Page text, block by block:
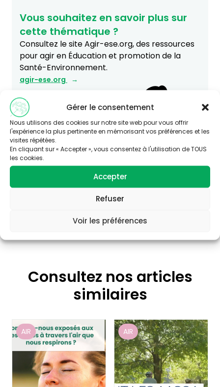
Gérer le consentement
Nous utilisons des cookies sur notre site web pour vous offrir
l'expérience la plus pertinente en mémorisant vos préférences et les
visites répétées.
En cliquant sur « Accepter », vous consentez à l'utilisation de TOUS
les cookies.
Accepter
Refuser
Voir les préférences
Vous souhaitez en savoir plus sur
cette thématique ?
Consultez le site Agir-ese.org, des ressources
pour agir en Éducation et promotion de la
Santé-Environnement.
agir-ese.org
Consultez nos articles
similaires
AIR AIR